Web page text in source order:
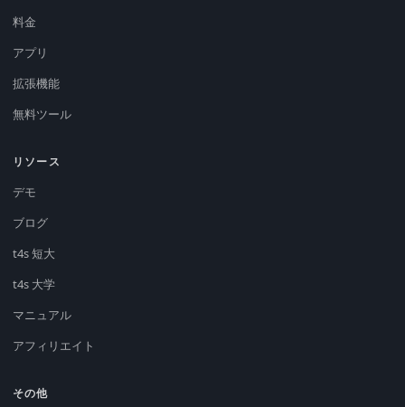
料金
アプリ
拡張機能
無料ツール
リソース
デモ
ブログ
t4s 短大
t4s 大学
マニュアル
アフィリエイト
その他